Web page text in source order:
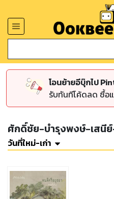
โอนย้ายอีบุ๊กไป
รับทันทีโค้ดลด ซื้อ
ศักดิ์ชัย-บำรุงพงษ์-เสนี
วันที่ใหม่-เก่า